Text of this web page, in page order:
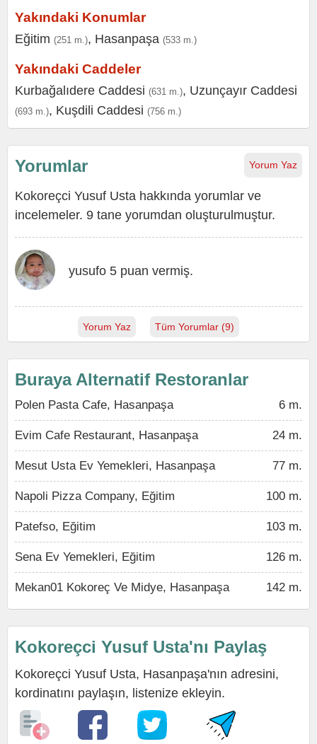
Yakındaki Konumlar
Eğitim (251 m.), Hasanpaşa (533 m.)
Yakındaki Caddeler
Kurbağalıdere Caddesi (631 m.), Uzunçayır Caddesi
(693 m.), Kuşdili Caddesi (756 m.)
Yorum Yaz
Yorumlar
Kokoreçci Yusuf Usta hakkında yorumlar ve
incelemeler. 9 tane yorumdan oluşturulmuştur.
yusufo 5 puan vermiş.
Yorum Yaz Tüm Yorumlar (9)
Buraya Alternatif Restoranlar
Polen Pasta Cafe, Hasanpaşa 6 m.
Evim Cafe Restaurant, Hasanpaşa 24 m.
Mesut Usta Ev Yemekleri, Hasanpaşa 77 m.
Napoli Pizza Company, Eğitim 100 m.
Patefso, Eğitim 103 m.
Sena Ev Yemekleri, Eğitim 126 m.
Mekan01 Kokoreç Ve Midye, Hasanpaşa 142 m.
Kokoreçci Yusuf Usta'nı Paylaş
Kokoreçci Yusuf Usta, Hasanpaşa'nın adresini,
kordinatını paylaşın, listenize ekleyin.